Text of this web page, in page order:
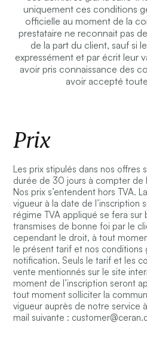
uniquement ces conditions
officielle au moment de la
prestataire ne reconnait pas
de la part du client, sauf si
expressément et par écrit leur
avoir pris connaissance des
avoir accepté
Prix
Les prix stipulés dans nos offres
durée de 30 jours à compter de
Nos prix s’entendent hors TVA.
vigueur à la date de l’inscription
régime TVA appliqué se fera sur
transmises de bonne foi par le
cependant le droit, à tout
le présent tarif et nos conditions
notification. Seuls le tarif et les
vente mentionnés sur le site
moment de l’inscription seront
tout moment solliciter la
vigueur auprès de notre service
mail suivante :